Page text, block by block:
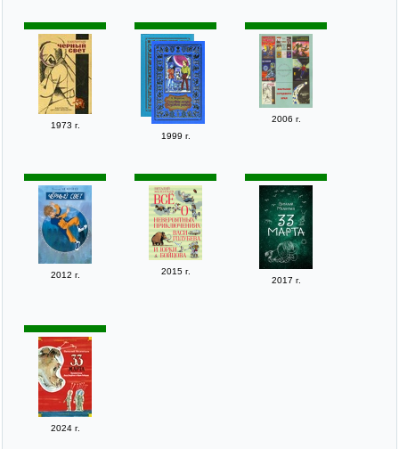
1973 г.
1999 г.
2006 г.
2012 г.
2015 г.
2017 г.
2024 г.